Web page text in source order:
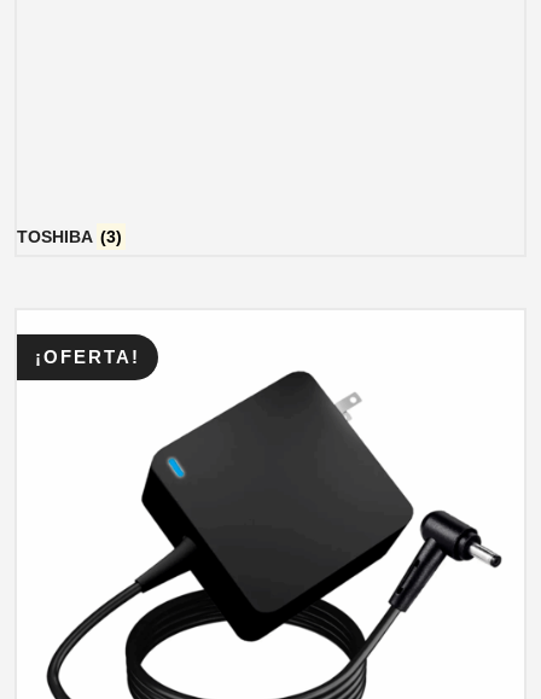
TOSHIBA (3)
¡OFERTA!